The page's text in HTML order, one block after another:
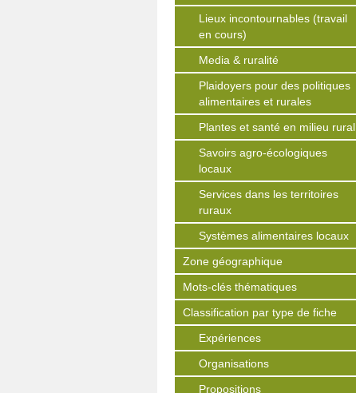
Lieux incontournables (travail
en cours)
Media & ruralité
Plaidoyers pour des politiques
alimentaires et rurales
Plantes et santé en milieu rural
Savoirs agro-écologiques
locaux
Services dans les territoires
ruraux
Systèmes alimentaires locaux
Zone géographique
Mots-clés thématiques
Classification par type de fiche
Expériences
Organisations
Propositions